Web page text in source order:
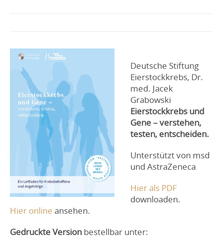
Deutsche Stiftung
Eierstockkrebs, Dr.
med. Jacek
Grabowski
Eierstockkrebs und
Gene – verstehen,
testen, entscheiden.
Unterstützt von msd
und AstraZeneca
Hier als PDF
downloaden.
Hier online ansehen.
Gedruckte Version bestellbar unter: